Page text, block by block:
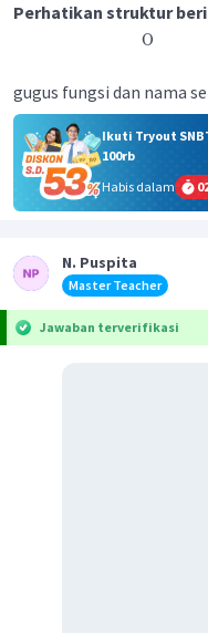
Perhatikan struktur
O
gugus fungsi dan nama
Ikuti Tryout
100rb
Habis dalam
N. Puspita
Master Teacher
Jawaban terverifikasi